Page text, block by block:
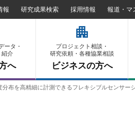
報 研究成果検索 採用情報 報道・マ
ータ・
紹介
へ
プロジェクト相談・
研究依頼・各種協業相談
ビジネスの方へ
分布を高精細に計測できるフレキシブルセンサー